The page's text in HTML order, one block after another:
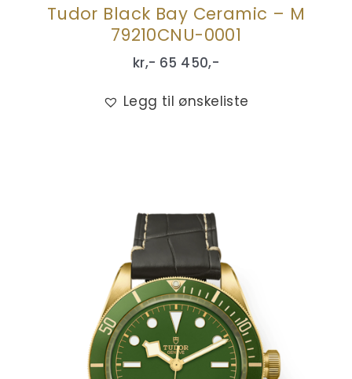
Tudor Black Bay Ceramic – M
79210CNU-0001
kr,- 65 450,-
Legg til ønskeliste